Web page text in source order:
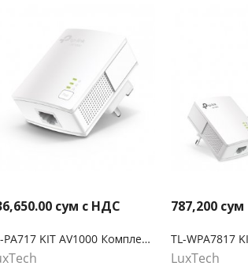
сум с НДС
TL-PA717 KIT AV1000 Комплект гигабитных адаптеров Powerline
787,200
LuxTech